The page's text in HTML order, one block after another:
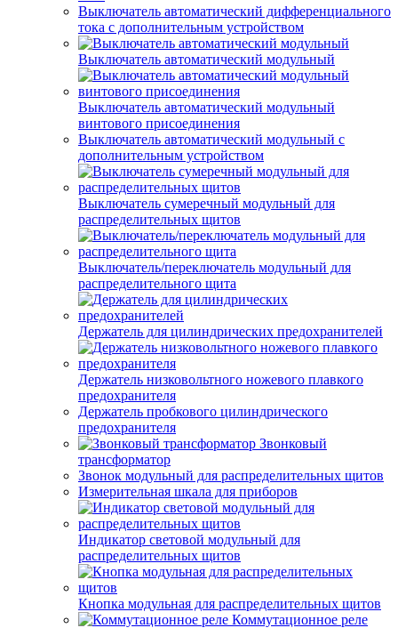
Выключатель автоматический дифференциального
тока с дополнительным устройством
Выключатель автоматический модульный
Выключатель автоматический модульный
винтового присоединения
Выключатель автоматический модульный с
дополнительным устройством
Выключатель сумеречный модульный для
распределительных щитов
Выключатель/переключатель модульный для
распределительного щита
Держатель для цилиндрических предохранителей
Держатель низковольтного ножевого плавкого
предохранителя
Держатель пробкового цилиндрического
предохранителя
Звонковый
трансформатор
Звонок модульный для распределительных щитов
Измерительная шкала для приборов
Индикатор световой модульный для
распределительных щитов
Кнопка модульная для распределительных щитов
Коммутационное реле